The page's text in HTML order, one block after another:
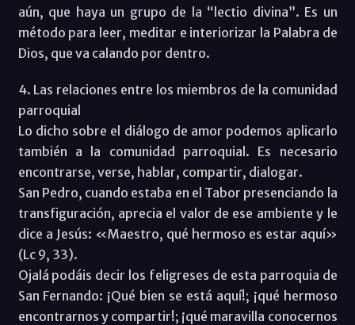
aún, que haya un grupo de la “lectio divina”. Es un
método para leer, meditar e interiorizar la Palabra de
Dios, que va calando por dentro.
4. Las relaciones entre los miembros de la comunidad
parroquial
Lo dicho sobre el diálogo de amor podemos aplicarlo
también a la comunidad parroquial. Es necesario
encontrarse, verse, hablar, compartir, dialogar.
San Pedro, cuando estaba en el Tabor presenciando la
transfiguración, aprecia el valor de ese ambiente y le
dice a Jesús: «Maestro, qué hermoso es estar aquí»
(Lc 9, 33).
Ojalá podáis decir los feligreses de esta parroquia de
San Fernando: ¡Qué bien se está aquí!; ¡qué hermoso
encontrarnos y compartir!; ¡qué maravilla conocernos